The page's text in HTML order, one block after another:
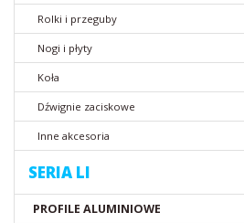
Rolki i przeguby
Nogi i płyty
Koła
Dźwignie zaciskowe
Inne akcesoria
SERIA LI
PROFILE ALUMINIOWE